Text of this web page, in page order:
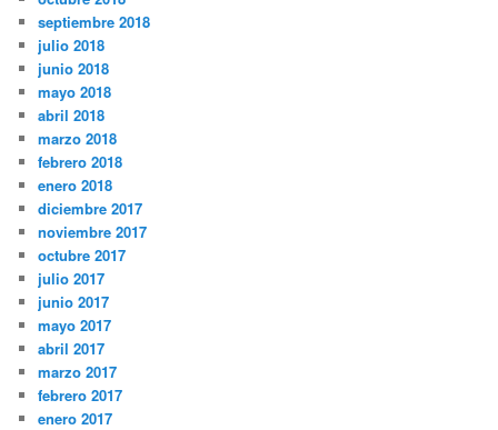
septiembre 2018
julio 2018
junio 2018
mayo 2018
abril 2018
marzo 2018
febrero 2018
enero 2018
diciembre 2017
noviembre 2017
octubre 2017
julio 2017
junio 2017
mayo 2017
abril 2017
marzo 2017
febrero 2017
enero 2017